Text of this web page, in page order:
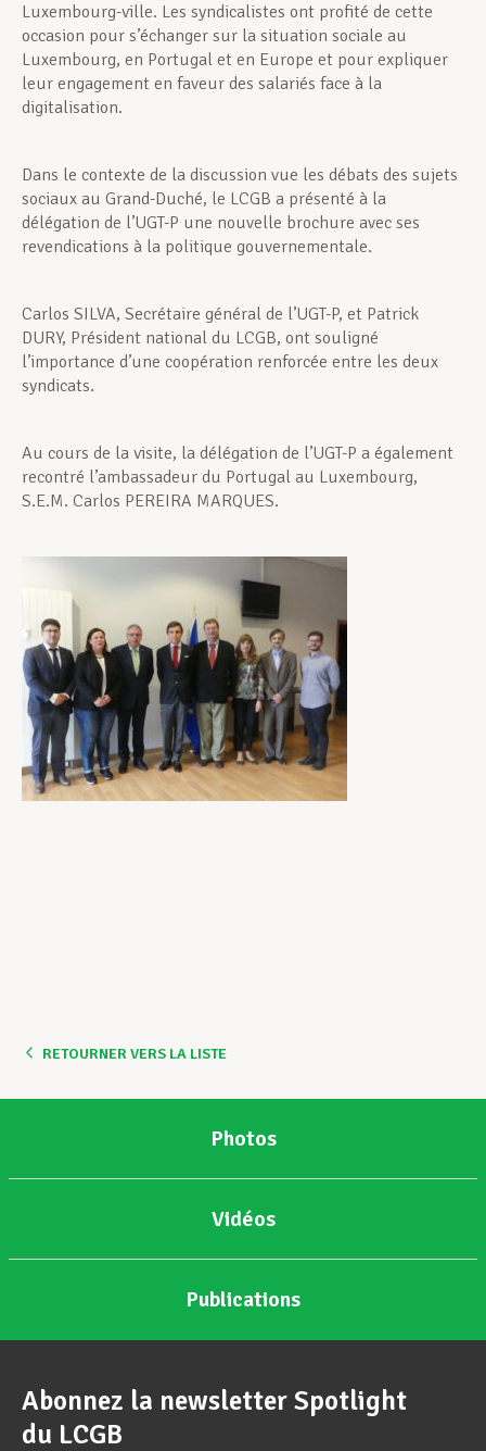
Luxembourg-ville. Les syndicalistes ont profité de cette
occasion pour s’échanger sur la situation sociale au
Luxembourg, en Portugal et en Europe et pour expliquer
leur engagement en faveur des salariés face à la
digitalisation.
Dans le contexte de la discussion vue les débats des sujets
sociaux au Grand-Duché, le LCGB a présenté à la
délégation de l’UGT-P une nouvelle brochure avec ses
revendications à la politique gouvernementale.
Carlos SILVA, Secrétaire général de l’UGT-P, et Patrick
DURY, Président national du LCGB, ont souligné
l’importance d’une coopération renforcée entre les deux
syndicats.
Au cours de la visite, la délégation de l’UGT-P a également
recontré l’ambassadeur du Portugal au Luxembourg,
S.E.M. Carlos PEREIRA MARQUES.
RETOURNER VERS LA LISTE
Photos
Vidéos
Publications
Abonnez la newsletter Spotlight
du LCGB